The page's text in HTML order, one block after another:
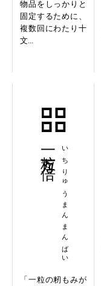
物品をしっかりと
固定するために、
複数回にわたり十
文...
いちりゅうまんまんばい
一粒万々倍
「一粒の籾もみが